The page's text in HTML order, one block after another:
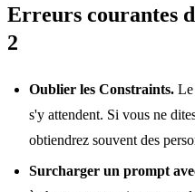
Erreurs courantes
2
Oublier les Constraints. Le
s'y attendent. Si vous ne
obtiendrez souvent des
Surcharger un prompt